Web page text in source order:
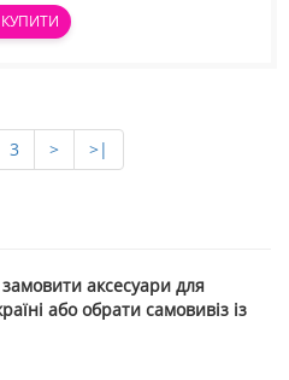
КУПИТИ
3 > >|
аксесуари для
або обрати самовивіз із